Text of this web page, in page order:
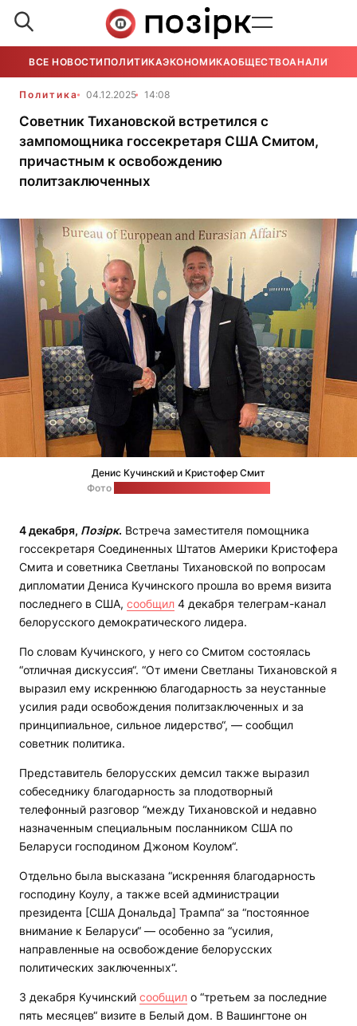
ВСЕ НОВОСТИ ПОЛИТИКАЭКОНОМИКАОБЩЕСТВОАНАЛИТИКА
Политика 04.12.2025 14:08
Советник Тихановской встретился с
зампомощника госсекретаря США Смитом,
причастным к освобождению
политзаключенных
Денис Кучинский и Кристофер Смит
Фото
4 декабря, Позірк. Встреча заместителя помощника
госсекретаря Соединенных Штатов Америки Кристофера
Смита и советника Светланы Тихановской по вопросам
дипломатии Дениса Кучинского прошла во время визита
последнего в США, сообщил 4 декабря телеграм-канал
белорусского демократического лидера.
По словам Кучинского, у него со Смитом состоялась
“отличная дискуссия“. “От имени Светланы Тихановской я
выразил ему искреннюю благодарность за неустанные
усилия ради освобождения политзаключенных и за
принципиальное, сильное лидерство“, — сообщил
советник политика.
Представитель белорусских демсил также выразил
собеседнику благодарность за плодотворный
телефонный разговор “между Тихановской и недавно
назначенным специальным посланником США по
Беларуси господином Джоном Коулом“.
Отдельно была высказана “искренняя благодарность
господину Коулу, а также всей администрации
президента [США Дональда] Трампа“ за “постоянное
внимание к Беларуси“ — особенно за “усилия,
направленные на освобождение белорусских
политических заключенных“.
3 декабря Кучинский сообщил о “третьем за последние
пять месяцев“ визите в Белый дом. В Вашингтоне он